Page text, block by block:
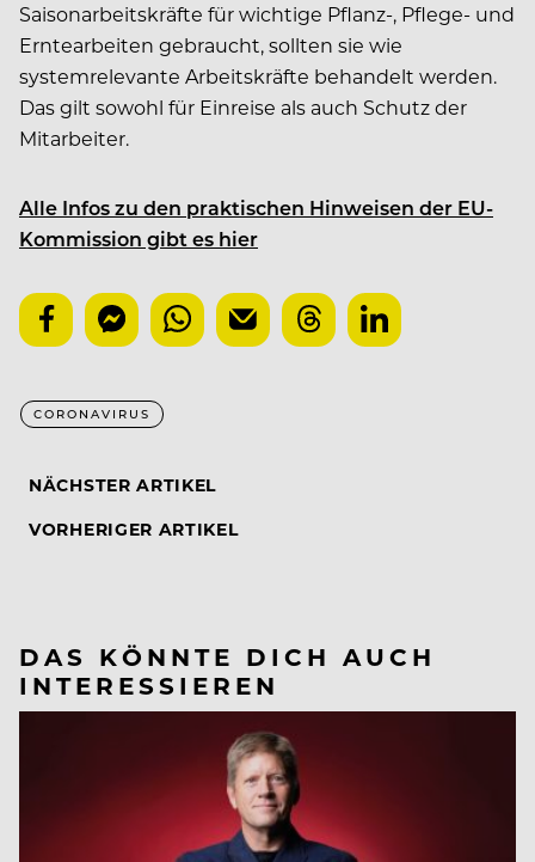
Saisonarbeitskräfte für wichtige Pflanz-, Pflege- und
Erntearbeiten gebraucht, sollten sie wie
systemrelevante Arbeitskräfte behandelt werden.
Das gilt sowohl für Einreise als auch Schutz der
Mitarbeiter.
Alle Infos zu den praktischen Hinweisen der EU-
Kommission gibt es hier
CORONAVIRUS
NÄCHSTER ARTIKEL
VORHERIGER ARTIKEL
DAS KÖNNTE DICH AUCH
INTERESSIEREN